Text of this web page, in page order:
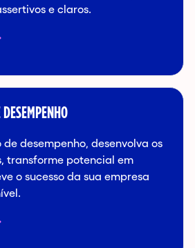
e claros.
desempenho, desenvolva os
transforme potencial em
o sucesso da sua empresa